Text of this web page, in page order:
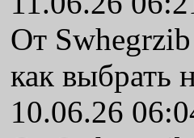
От Swhegrzib
как выбрать
10.06.26